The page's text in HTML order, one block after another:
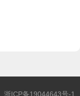
浙ICP备19044643号-1